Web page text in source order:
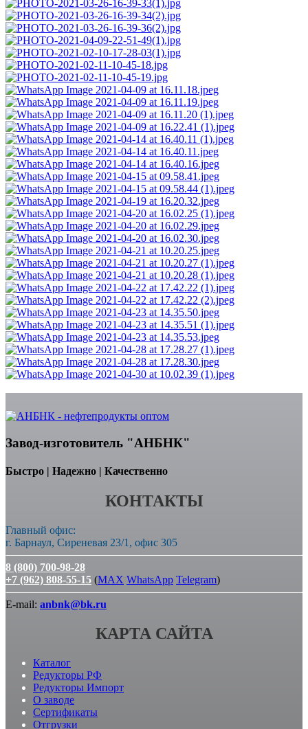
Завод-изготовитель "АНБНК"
Быстро | Надежно | Качественно
КОНТАКТЫ
Главный офис:
г. Барнаул, Сиреневая 23/1, офис 305
8 (800) 700-98-28
+7 (962) 808-55-15 (MAX WhatsApp Telegram)
E-mail: anbnk@bk.ru
КАРТА САЙТА
Каталог
Редукторы РФ
Редукторы Импорт
О заводе
Сертификаты
Отгрузки